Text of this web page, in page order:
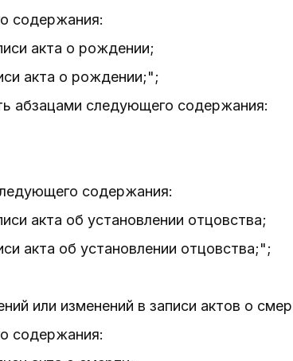
содержания:
акта о рождении;
акта о рождении;";
абзацами следующего содержания:
содержания:
акта об установлении отцовства;
акта об установлении отцовства;";
или изменений в записи актов о
содержания: